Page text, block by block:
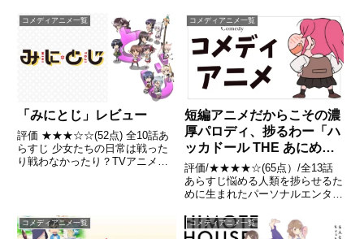
コメディアニメ一覧
「みにとじ」レビュー
評価 ★★★☆☆(52点) 全10話あ
らすじ 少女たちの日常は戦った
り戦わなかったり？TVアニメ
くなって大集合！引用- Wikipedia
コメディアニメ一覧
短編アニメだからこその濃
厚パロディ、捗るわー「ハ
ッカドール THE あにめ〜
しょん」レビュー
評価/★★★★☆(65点）/全13話
あらすじ悩める人類を捗らせるた
めに生まれたパーソナルエンタメ
どどこか憎めない彼女たちが体を
張っていろんな人のお悩みを解
コメディアニメ一覧 コメディアニメ一覧